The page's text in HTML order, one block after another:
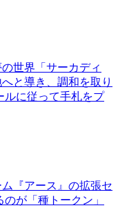
世界「サーカディ
と導き、調和を取り
ルに従って手札をプ
『アース』の拡張セ
が「種トークン」